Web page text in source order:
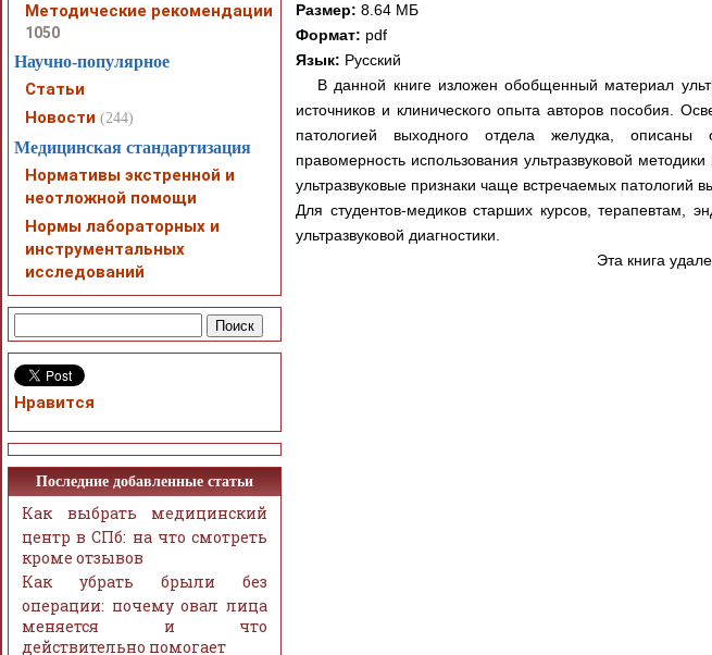
Размер: 8.64 МБ
Формат: pdf
Язык: Русский
В данной книге изложен обобщенный материал
источников и клинического опыта авторов пособия.
патологией выходного отдела желудка, описаны
правомерность использования ультразвуковой
ультразвуковые признаки чаще встречаемых патологий
Для студентов-медиков старших курсов, терапевтам,
ультразвуковой диагностики.
Эта книга
Методические рекомендации
1050
Научно-популярное
Статьи
Новости (244)
Медицинская стандартизация
Нормативы экстренной и
неотложной помощи
Нормы лабораторных и
инструментальных
исследований
Нравится
Последние добавленные статьи
Как выбрать медицинский
центр в СПб: на что смотреть
кроме отзывов
Как убрать брыли без
операции: почему овал лица
меняется и что
действительно помогает